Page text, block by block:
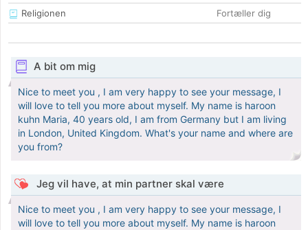
Religionen
Fortæller dig
A bit om mig
Nice to meet you , I am very happy to see your message, I
will love to tell you more about myself. My name is haroon
kuhn Maria, 40 years old, I am from Germany but I am living
in London, United Kingdom. What's your name and where are
you from?
Jeg vil have, at min partner skal være
Nice to meet you , I am very happy to see your message, I
will love to tell you more about myself. My name is haroon